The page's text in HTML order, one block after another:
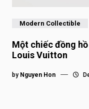
Modern Collectible
Một chiếc đồng
Louis Vuitton
by Nguyen Hon